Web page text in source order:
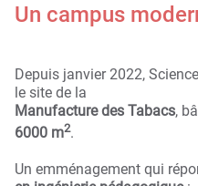
Un campus
Depuis janvier 2022,
le site de la
Manufacture des Tabacs,
6000 m2.
Un emménagement qui